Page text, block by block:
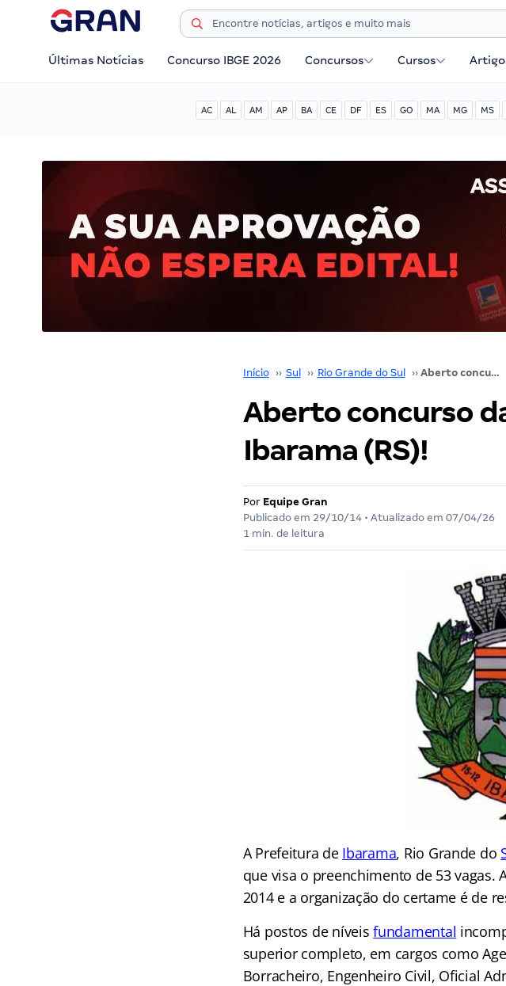
Últimas Notícias Concurso IBGE 2026 Concursos Cursos
AC AL AM AP BA CE DF ES GO MA MG MS
Início ›› Sul ›› Rio Grande do Sul ›› Aberto concurso da Prefeitura de Ibarama (RS)!
Aberto concurso
Ibarama (RS)!
Por Equipe Gran
Publicado em 29/10/14• Atualizado em 07/04/26
1 min. de leitura
A Prefeitura de Ibarama, Rio Grande do
que visa o preenchimento de 53
2014 e a organização do certame é de
Há postos de níveisfundamental
superior completo, em cargos como
Borracheiro, Engenheiro Civil, Oficial